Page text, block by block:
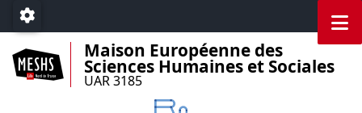
Accéder au menu principal
Accéder au contenu
Paramétrage
Maison Européenne des
Sciences Humaines et Sociales
UAR 3185